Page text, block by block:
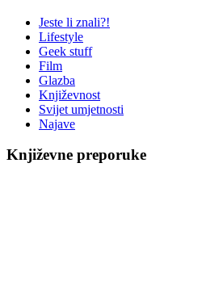
Jeste li znali?!
Lifestyle
Geek stuff
Film
Glazba
Književnost
Svijet umjetnosti
Najave
Književne preporuke